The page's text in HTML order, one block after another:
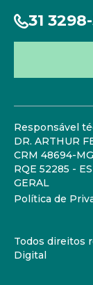
31
Responsável
DR. ARTHUR
CRM 48694-MG
RQE 52285 -
GERAL
Política de
Todos direitos
Digital